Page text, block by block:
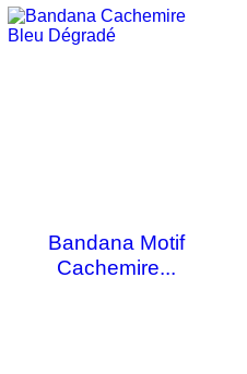
Bandana Motif
Cachemire...